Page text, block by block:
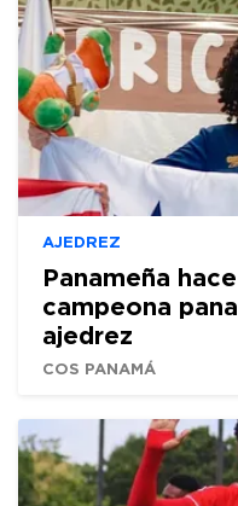
AJEDREZ
Panameña
campeona
ajedrez
COS PANAMÁ